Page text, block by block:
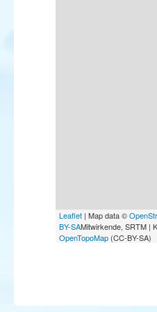
Leaflet | Map data ©
BY-SAMitwirkende, SRTM |
OpenTopoMap (CC-BY-SA)